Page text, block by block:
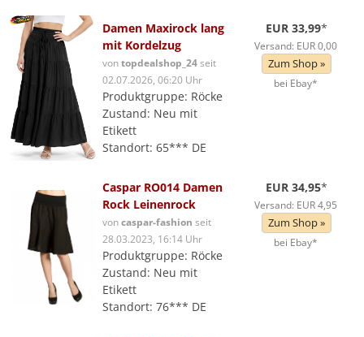
Damen Maxirock lang
mit Kordelzug
vontopdealshop_24seit
02.07.2026, 06:20 Uhr
Produktgruppe: Röcke
Zustand: Neu mit
Etikett
Standort: 65*** DE
EUR 33,99*
Versand: EUR 0,00
Zum Shop »
bei Ebay*
Caspar RO014 Damen
Rock Leinenrock
voncaspar-fashion seit
28.03.2023, 16:14 Uhr
Produktgruppe: Röcke
Zustand: Neu mit
Etikett
Standort: 76*** DE
EUR 34,95*
Versand: EUR 4,95
Zum Shop »
bei Ebay*